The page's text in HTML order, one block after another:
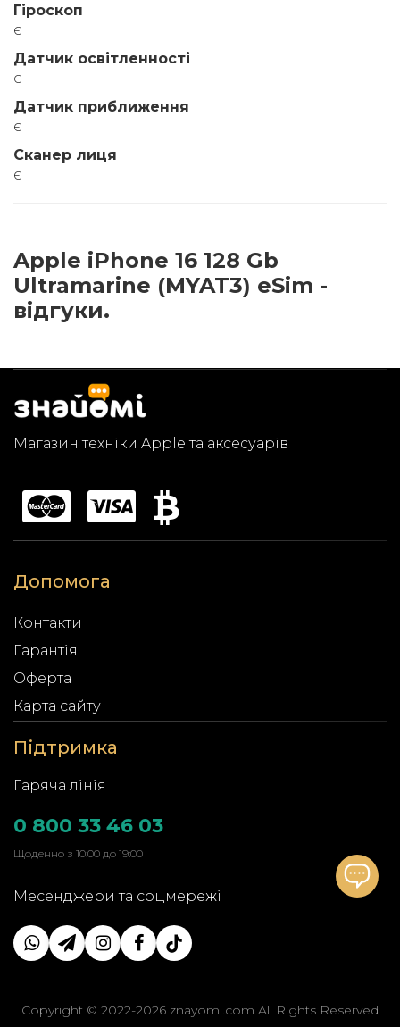
Гіроскоп
є
Датчик освітленності
є
Датчик приближення
є
Сканер лиця
є
Apple iPhone 16 128 Gb
Ultramarine (MYAT3) eSim -
відгуки.
Магазин техніки Apple та аксесуарів
Допомога
Контакти
Гарантія
Оферта
Карта сайту
Підтримка
Гаряча лінія
0 800 33 46 03
Щоденно з 10:00 до 19:00
Месенджери та соцмережі
Copyright © 2022-2026 znayomi.com All Rights Reserved